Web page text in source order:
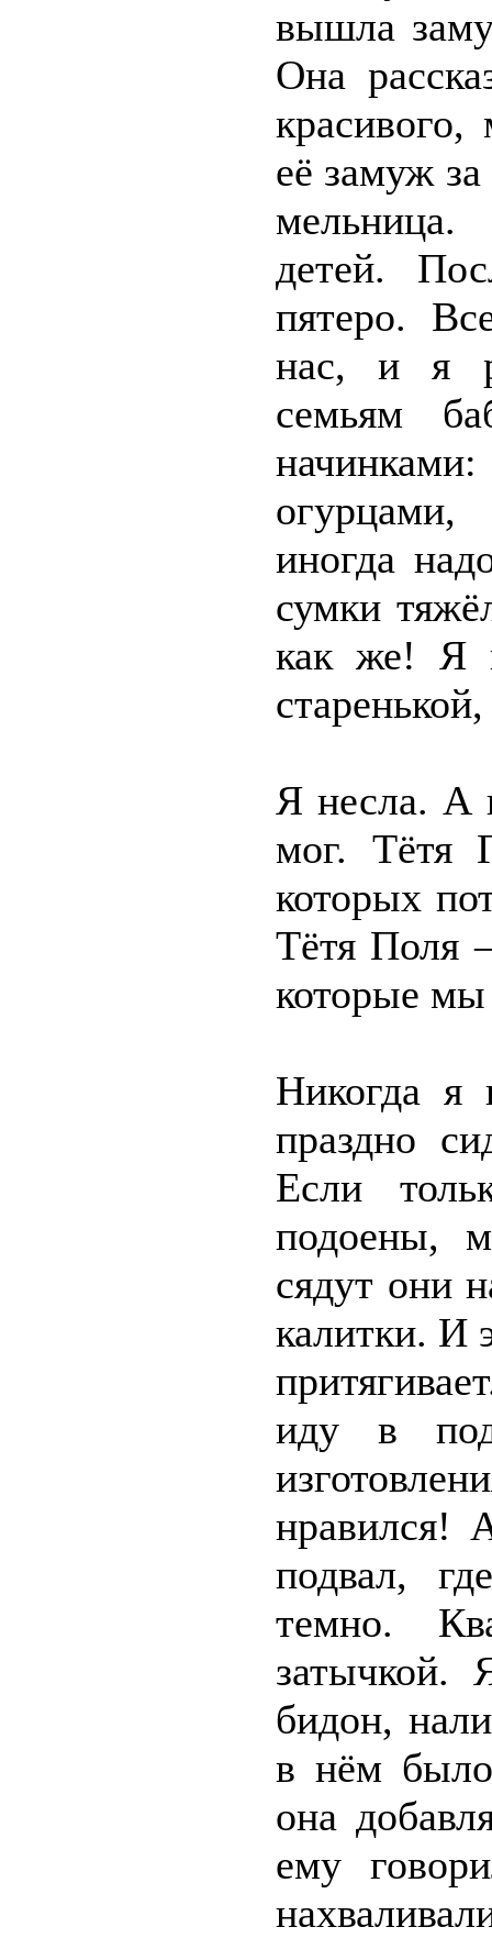
вышла
Она
красивого,
её замуж
мельница.
детей.
пятеро.
нас, и я
семьям
иногда
сумки
как же! Я
Я несла. А
мог. Тётя
которых
Тётя Поля
которые
Никогда я
праздно
Если
подоены,
сядут они
калитки. И
иду в
нравился!
подвал,
темно.
затычкой.
бидон,
в нём было
она
ему